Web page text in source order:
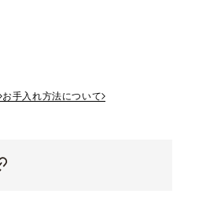
お手入れ方法について